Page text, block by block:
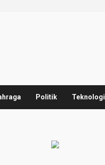
Politik Teknologi